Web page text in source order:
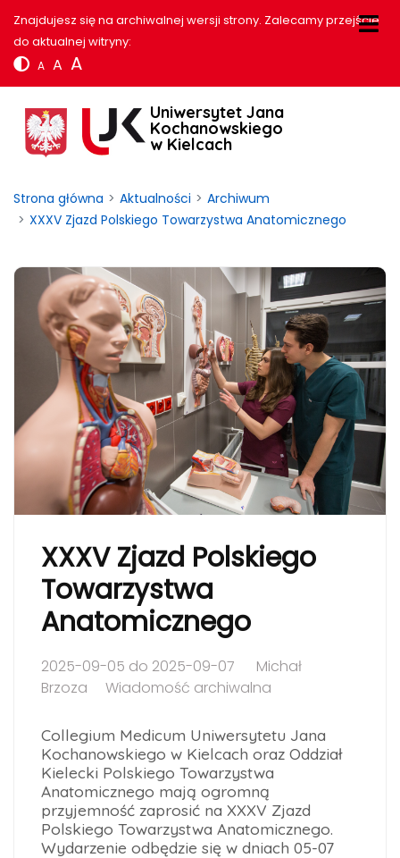
Znajdujesz się na archiwalnej wersji strony. Zalecamy przejście
do aktualnej witryny:
A A A
Uniwersytet Jana
Kochanowskiego
w Kielcach
Strona główna Aktualności
Archiwum
XXXV Zjazd Polskiego Towarzystwa Anatomicznego
XXXV Zjazd Polskiego
Towarzystwa
Anatomicznego
2025-09-05 do 2025-09-07
Michał
Brzoza
Wiadomość archiwalna
Collegium Medicum Uniwersytetu Jana
Kochanowskiego w Kielcach oraz Oddział
Kielecki Polskiego Towarzystwa
Anatomicznego mają ogromną
przyjemność zaprosić na XXXV Zjazd
Polskiego Towarzystwa Anatomicznego.
Wydarzenie odbędzie się w dniach 05-07